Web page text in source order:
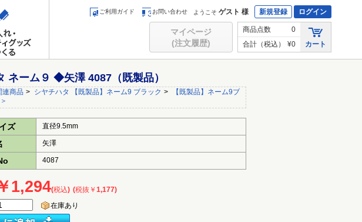
ご利用ガイド お問い合わせ ようこそ ゲスト 様 新規登録 ログイン
マイページ
(注文履歴)
商品点数
0
合計（税込）
¥0 カート
ネーム９ ◆矢澤 4087（既製品）
連商品 > シヤチハタ 【既製品】ネーム9 ブラック >
【既製品】ネーム9ブ
ズ 直径9.5mm
矢澤
4087
1,294(税込) (税抜￥1,177)
在庫あり